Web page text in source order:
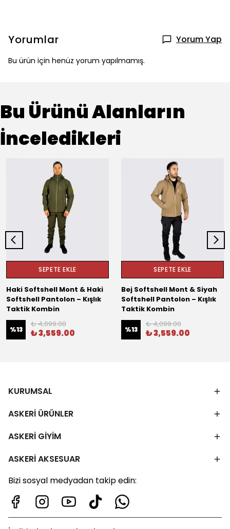
Yorumlar Yorum Yap
Bu ürün için henüz yorum yapılmamış.
Bu Ürünü Alanların
İnceledikleri
SEPETE EKLE
Haki Softshell Mont & Haki
Softshell Pantolon – Kışlık
Taktik Kombin
%13
₺ 4,099.00
₺ 3,559.00
SEPETE EKLE
Bej Softshell Mont & Siyah
Softshell Pantolon – Kışlık
Taktik Kombin
%13
₺ 4,099.00
₺ 3,559.00
KURUMSAL
ASKERİ ÜRÜNLER
ASKERİ GİYİM
ASKERİ AKSESUAR
Bizi sosyal medyadan takip edin: